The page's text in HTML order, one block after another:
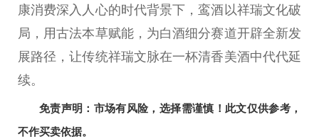
康消费深入人心的时代背景下，鸾酒以祥瑞文化破
局，用古法本草赋能，为白酒细分赛道开辟全新发
展路径，让传统祥瑞文脉在一杯清香美酒中代代延
续。
免责声明：市场有风险，选择需谨慎！此文仅供参考，
不作买卖依据。